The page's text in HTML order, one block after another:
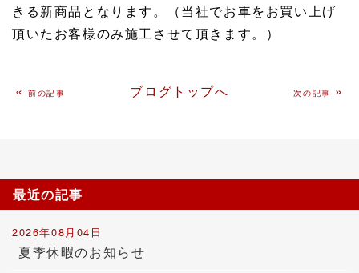
きる新商品となります。（当社でお車をお買い上げ
頂いたお客様のみ施工させて頂きます。）
«前の記事 ブログトップへ 次の記事 »
最近の記事
2026年08月04日
夏季休暇のお知らせ